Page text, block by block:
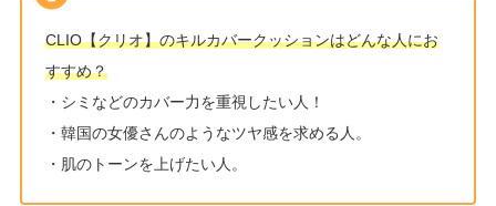
CLIO【クリオ】のキルカバークッションはどんな人にお
すすめ？
・シミなどのカバー力を重視したい人！
・韓国の女優さんのようなツヤ感を求める人。
・肌のトーンを上げたい人。